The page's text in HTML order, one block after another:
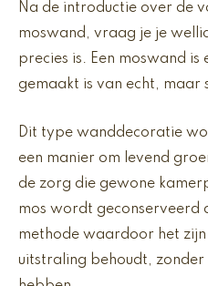
Na de introductie over de
moswand, vraag je je
precies is. Een moswand is
gemaakt is van echt, maar
Dit type wanddecoratie
een manier om levend
de zorg die gewone
mos wordt geconserveerd
methode waardoor het
uitstraling behoudt,